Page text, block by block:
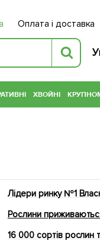
Оплата і доставка
ХВОЙНІ
Лідери ринку №1
Рослини
16 000 сортів рослин